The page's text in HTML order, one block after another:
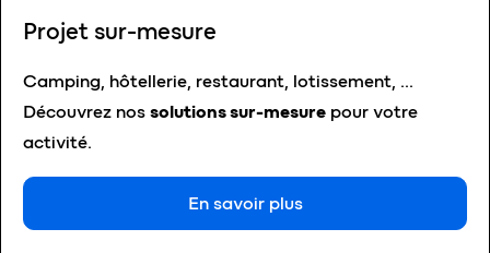
Projet sur-mesure
Camping, hôtellerie, restaurant, lotissement, …
Découvrez nos solutions sur-mesure pour votre
activité.
En savoir plus